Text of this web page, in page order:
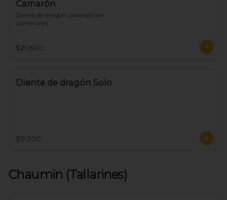
Camarón
Diente de dragón salteado con
camarones
$21.800
Diente de dragón Solo
$11.300
Chaumin (Tallarines)